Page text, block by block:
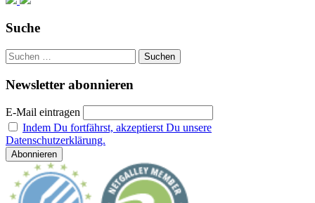
Suche
Suchen
nach:
Newsletter abonnieren
E-Mail eintragen
Indem Du fortfährst, akzeptierst Du unsere
Datenschutzerklärung.